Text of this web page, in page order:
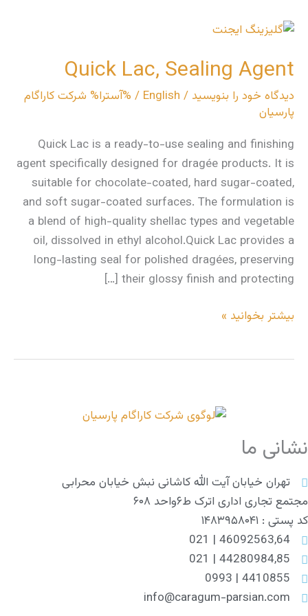
Quick Lac, Sealing Agent
دیدگاه‌ خود را بنویسید /
English / %آسترا% شرکت کاراگام
پارسیان
Quick Lac is a ready-to-use sealing and finishing
agent specifically designed for dragée products. It is
suitable for chocolate-coated, hard sugar-coated,
and soft sugar-coated surfaces. The formulation is
a blend of high-quality shellac types and vegetable
oil, dissolved in ethyl alcohol.Quick Lac provides a
long-lasting seal for polished dragées, preserving
their glossy finish and protecting […]
Quick
Sealing
Agent
بیشتر بخوانید »
نشانی ما
تهران خیابان آیت الله کاشانی نبش خیابان محرابی
مجتمع تجاری اداری اترک ط۶واحد ۶۰۸
کد پستی : ۱۴۸۳۹۵۸۰۴۱
46092563,64 | 021
44280984,85 | 021
4410855 | 0993
info@caragum-parsian.com